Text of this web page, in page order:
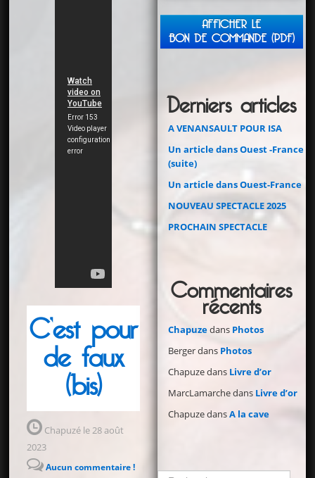
C’est pour
de faux
(bis)
Chapuzé le 28 août
2023
Aucun commentaire !
AFFICHER LE
BON DE COMMANDE (PDF)
Derniers articles
A VENANSAULT POUR ISA
Un article dans Ouest -France
(suite)
Un article dans Ouest-France
NOUVEAU SPECTACLE 2025
PROCHAIN SPECTACLE
Commentaires
récents
Chapuzedans Photos
Bergerdans Photos
Chapuzedans Livre d’or
MarcLamarchedans Livre d’or
ChapuzedansA la cave